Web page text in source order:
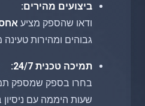
ביצועים מהירים:
ודאו שהספק מציע
גבוהים ומהירות
תמיכה טכנית 24/7:
בחרו בספק שמספק
שעות היממה עם ניסיון